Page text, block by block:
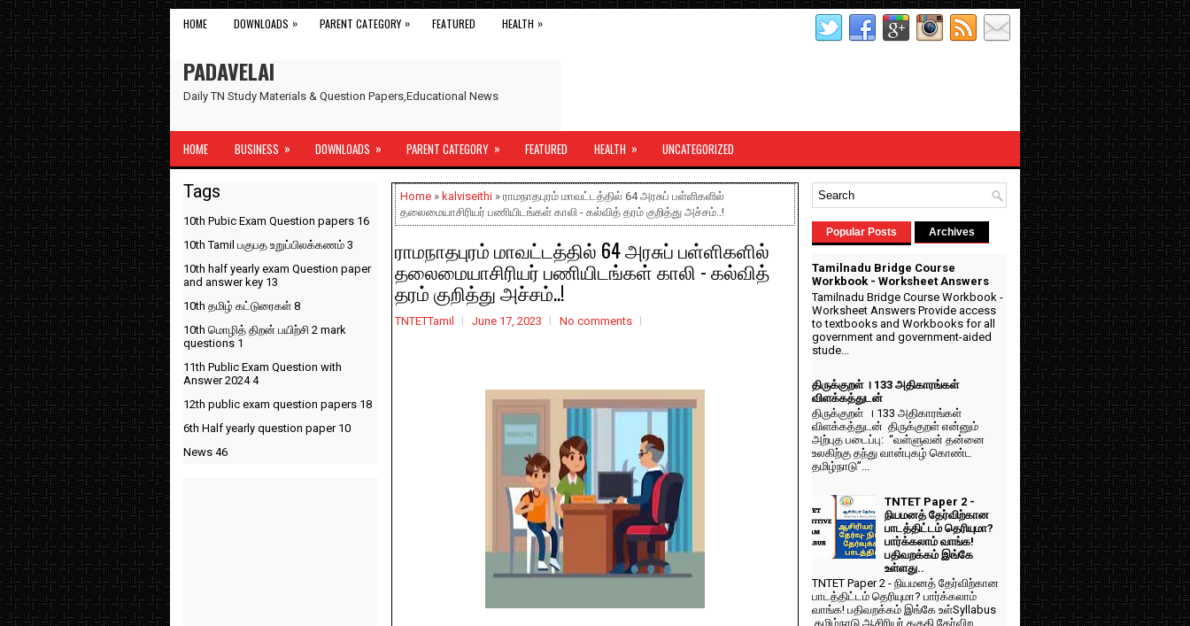
HOME DOWNLOADS » PARENT CATEGORY » FEATURED HEALTH »
PADAVELAI
Daily TN Study Materials & Question Papers,Educational News
HOME BUSINESS » DOWNLOADS » PARENT CATEGORY » FEATURED HEALTH » UNCATEGORIZED
Home » kalviseithi » ராமநாதபுரம் மாவட்டத்தில் 64 அரசுப் பள்ளிகளில்
தலைமையாசிரியர் பணியிடங்கள் காலி - கல்வித் தரம் குறித்து அச்சம்..!
ராமநாதபுரம் மாவட்டத்தில் 64 அரசுப் பள்ளிகளில்
தலைமையாசிரியர் பணியிடங்கள் காலி - கல்வித்
தரம் குறித்து அச்சம்..!
TNTETTamil June 17, 2023 No comments
Tags
10th Pubic Exam Question papers 16
10th Tamil பகுபத உறுப்பிலக்கணம் 3
10th half yearly exam Question paper
and answer key 13
10th தமிழ் கட்டுரைகள் 8
10th மொழித் திறன் பயிற்சி 2 mark
questions 1
11th Public Exam Question with
Answer 20244
12th public exam question papers 18
6th Half yearly question paper 10
News 46
Popular Posts Archives
Tamilnadu Bridge Course
Workbook - Worksheet Answers
Tamilnadu Bridge Course Workbook -
Worksheet Answers Provide access
to textbooks and Workbooks for all
government and government-aided
stude...
திருக்குறள் । 133 அதிகாரங்கள்
விளக்கத்துடன்
திருக்குறள் । 133 அதிகாரங்கள்
விளக்கத்துடன் திருக்குறள் என்னும்
அற்புத படைப்பு: “வள்ளுவன் தன்னை
உலகிற்கு தந்து வான்புகழ் கொண்ட
தமிழ்நாடு”...
TNTET Paper 2 -
நியமனத் தேர்விற்கான
பாடத்திட்டம் தெரியுமா?
பார்க்கலாம் வாங்க!
பதிவறக்கம் இங்கே
உள்ளது..
TNTET Paper 2 - நியமனத் தேர்விற்கான
பாடத்திட்டம் தெரியுமா? பார்க்கலாம்
வாங்க! பதிவறக்கம் இங்கே உள்Syllabus
தமிழ்நாடு ஆசிரியர் தகுதி தேர்விற...